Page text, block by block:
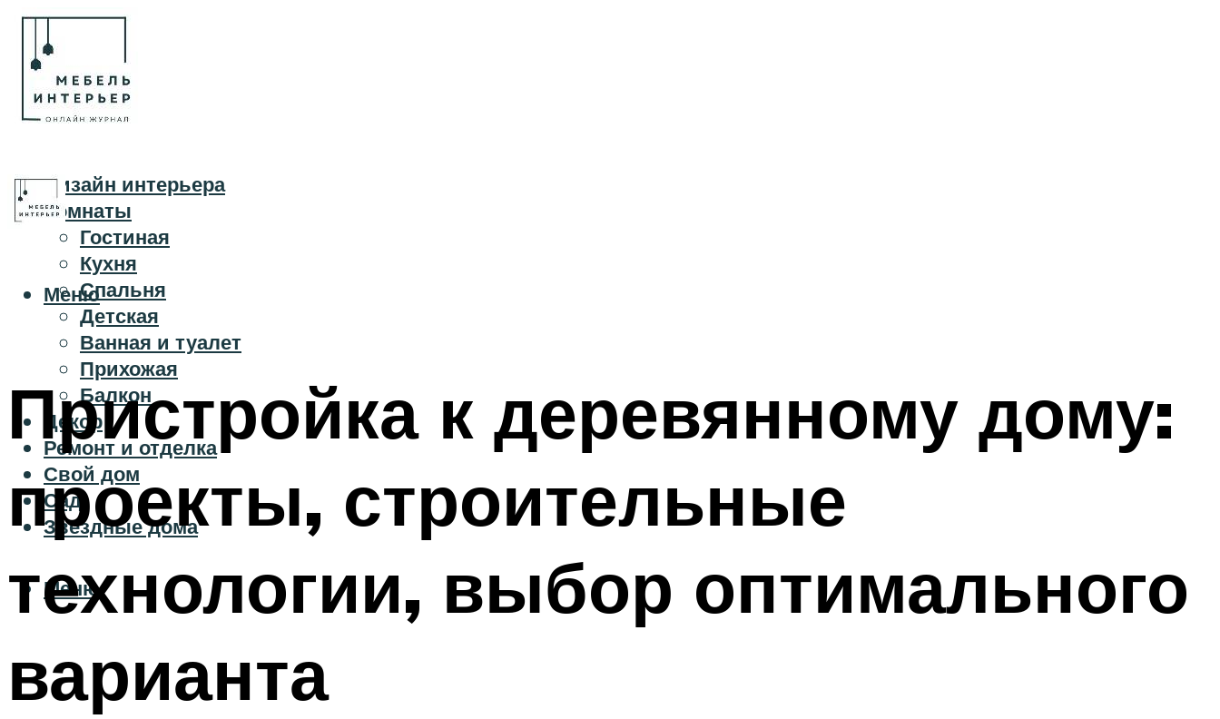
Дизайн интерьера
Комнаты
Гостиная
Кухня
Спальня
Детская
Ванная и туалет
Прихожая
Балкон
Декор
Ремонт и отделка
Свой дом
Сад
Звездные дома
Меню
Меню
Пристройка к деревянному дому:
проекты, строительные
технологии, выбор оптимального
варианта